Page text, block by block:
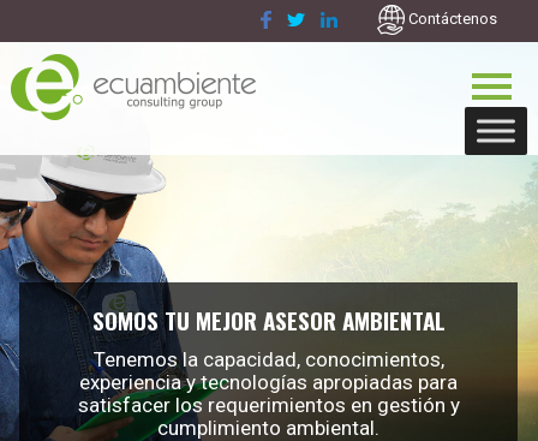
Contáctenos
SOMOS TU MEJOR ASESOR AMBIENTAL
Tenemos la capacidad, conocimientos,
experiencia y tecnologías apropiadas para
satisfacer los requerimientos en gestión y
cumplimiento ambiental.